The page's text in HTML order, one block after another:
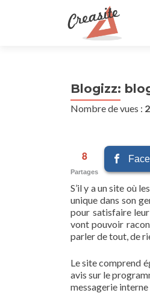
Blogizz:
Nombre de vues :
8
Partages
S’il y a un site où
unique dans son
pour satisfaire
vont pouvoir
parler de tout, de
Le site comprend
avis sur le
messagerie interne